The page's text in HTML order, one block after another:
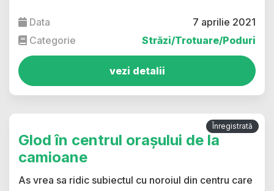
Data
7 aprilie 2021
Categorie
Străzi/Trotuare/Poduri
vezi detalii
Înregistrată
Glod în centrul orașului de la
camioane
As vrea sa ridic subiectul cu noroiul din centru care